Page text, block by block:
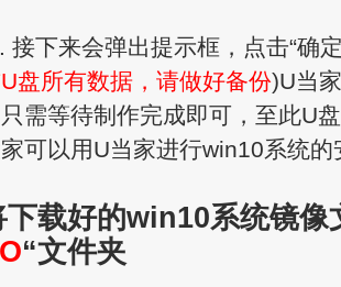
来会弹出提示框，点击“确定
盘所有数据，请做好备份)U当
需等待制作完成即可，至此U
可以用U当家进行win10系统的
下载好的win10系统镜像
“文件夹